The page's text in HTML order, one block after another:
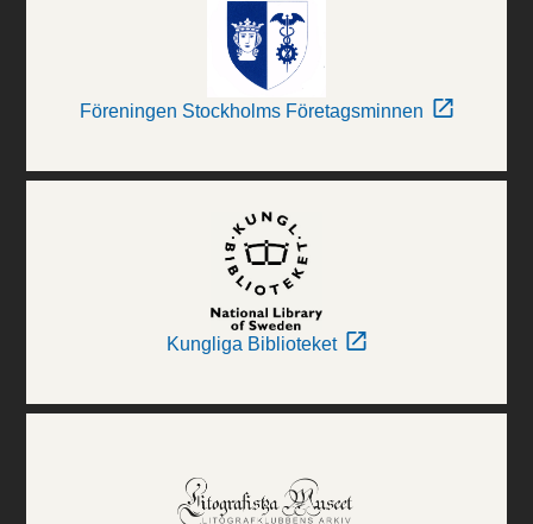
Föreningen Stockholms Företagsminnen
Kungliga Biblioteket